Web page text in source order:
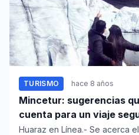
TURISMO hace 8 años
Mincetur: sugerencias
cuenta para un viaje
Huaraz en Línea.- Se acerca